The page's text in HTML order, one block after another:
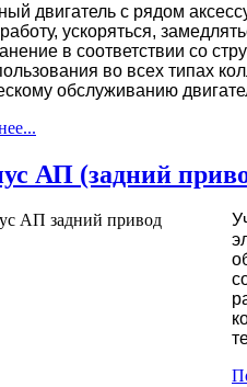
двигатель с рядом
ускоряться,
в соответствии со
во всех типах
обслуживанию
АП (задний